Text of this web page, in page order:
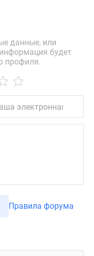
данные, или
будет
профиля.
Правила форума